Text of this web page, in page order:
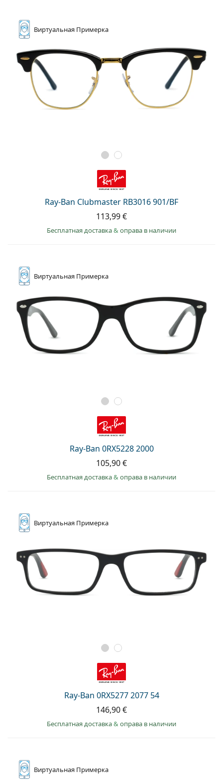
Виртуальная Примерка
Ray-Ban Clubmaster RB3016 901/BF
113,99 €
Бесплатная доставка& оправа в наличии
Виртуальная Примерка
Ray-Ban 0RX5228 2000
105,90 €
Бесплатная доставка& оправа в наличии
Виртуальная Примерка
Ray-Ban 0RX5277 2077 54
146,90 €
Бесплатная доставка& оправа в наличии
Виртуальная Примерка